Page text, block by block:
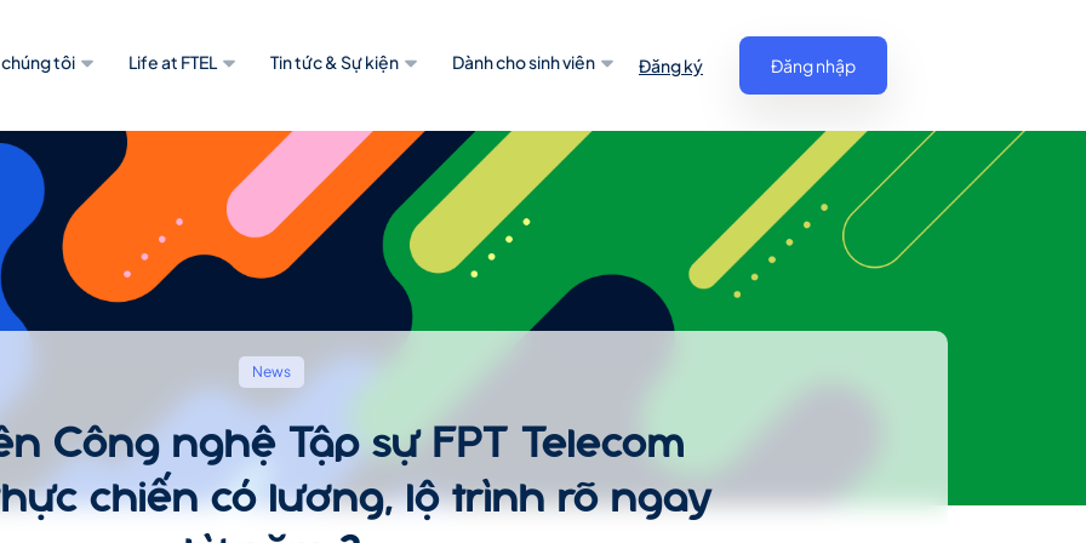
tôi Life at FTEL Tin tức & Sự kiện Dành cho sinh viên Đăng ký Đăng nhập
News
Công nghệ Tập sự FPT Telecom
chiến có lương, lộ trình rõ ngay